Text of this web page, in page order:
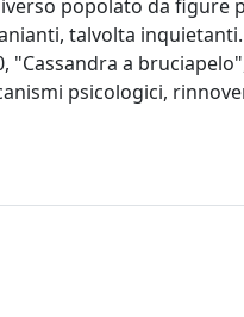
popolato da figure
talvolta
"Cassandra a
psicologici,